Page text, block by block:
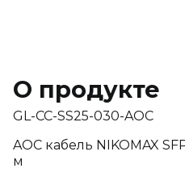
О продукте
GL-CC-SS25-030-AOC
AOC кабель NIKOMAX
м